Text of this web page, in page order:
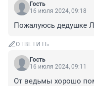
Гость
16 июля 2024, 09:18
Пожалуюсь дедушке
ОТВЕТИТЬ
Гость
16 июля 2024, 09:11
От ведьмы хорошо